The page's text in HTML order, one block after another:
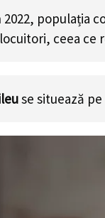
populația
ceea ce
se situează pe